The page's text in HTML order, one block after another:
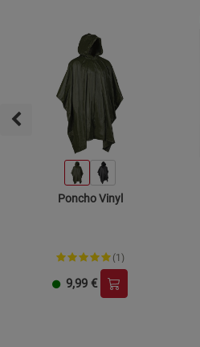
Poncho Vinyl
(1)
9,99 €